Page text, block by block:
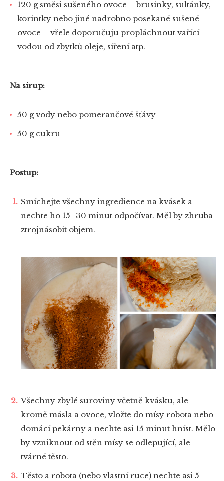
120 g směsi sušeného ovoce – brusinky, sultánky,
korintky nebo jiné nadrobno posekané sušené
ovoce – vřele doporučuju propláchnout vařící
vodou od zbytků oleje, síření atp.
Na sirup:
50 g vody nebo pomerančové šťávy
50 g cukru
Postup:
Smíchejte všechny ingredience na kvásek a
nechte ho 15–30 minut odpočívat. Měl by zhruba
ztrojnásobit objem.
Všechny zbylé suroviny včetně kvásku, ale
kromě másla a ovoce, vložte do mísy robota nebo
domácí pekárny a nechte asi 15 minut hníst. Mělo
by vzniknout od stěn mísy se odlepující, ale
tvárné těsto.
Těsto a robota (nebo vlastní ruce) nechte asi 5